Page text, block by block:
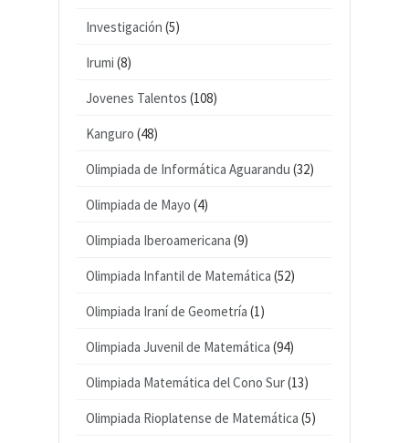
Investigación (5)
Irumi (8)
Jovenes Talentos (108)
Kanguro (48)
Olimpiada de Informática Aguarandu (32)
Olimpiada de Mayo (4)
Olimpiada Iberoamericana (9)
Olimpiada Infantil de Matemática (52)
Olimpiada Iraní de Geometría (1)
Olimpiada Juvenil de Matemática (94)
Olimpiada Matemática del Cono Sur(13)
Olimpiada Rioplatense de Matemática (5)